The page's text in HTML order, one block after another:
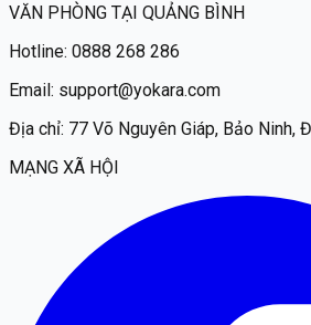
VĂN PHÒNG TẠI QUẢNG BÌNH
Hotline: 0888 268 286
Email: support@yokara.com
Địa chỉ: 77 Võ Nguyên Giáp, Bảo Ninh,
MẠNG XÃ HỘI